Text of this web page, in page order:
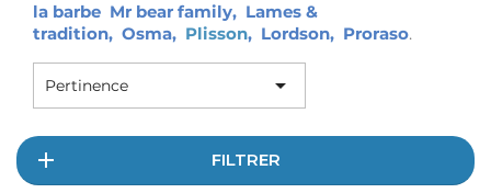
la barbe Mr bear family, Lames &
tradition, Osma, Plisson, Lordson, Proraso.
Pertinence 
FILTRER